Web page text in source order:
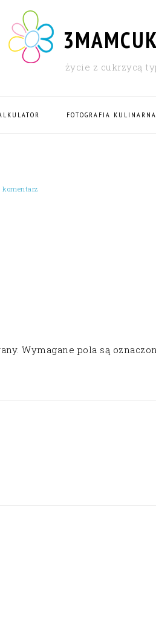
życie z cukrzycą
FOTOGRAFIA KULINARNA
komentarz
Wymagane pola są